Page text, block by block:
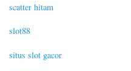
scatter hitam
slot88
situs slot gacor